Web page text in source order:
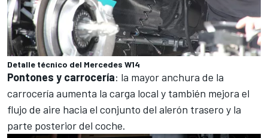
Detalle técnico del Mercedes W14
Pontones y carrocería: la mayor anchura de la
carrocería aumenta la carga local y también mejora el
flujo de aire hacia el conjunto del alerón trasero y la
parte posterior del coche.